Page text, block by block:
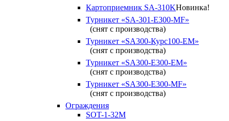
Картоприемник SA-310KНовинка!
Турникет «SA-301-Е300-MF»
(снят с производства)
Турникет «SA300-Курс100-ЕМ»
(снят с производства)
Турникет «SA300-Е300-EM»
(снят с производства)
Турникет «SA300-Е300-MF»
(снят с производства)
Ограждения
SOT-1-32М